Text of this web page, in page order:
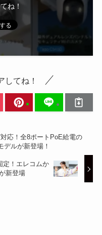
ね！
してね！
応！全8ポートPoE給電の
デルが新登場！
定！エレコムか
新登場